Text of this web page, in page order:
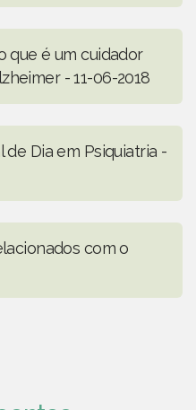
que é um cuidador
- 11-06-2018
de Dia em Psiquiatria -
com o